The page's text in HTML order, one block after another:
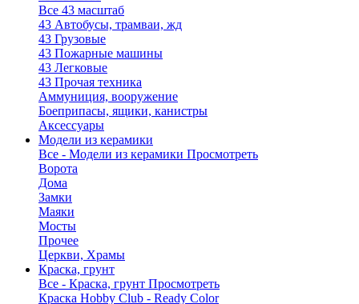
Все 43 масштаб
43 Автобусы, трамваи, жд
43 Грузовые
43 Пожарные машины
43 Легковые
43 Прочая техника
Аммуниция, вооружение
Боеприпасы, ящики, канистры
Аксессуары
Модели из керамики
Все - Модели из керамики Просмотреть
Ворота
Дома
Замки
Маяки
Мосты
Прочее
Церкви, Храмы
Краска, грунт
Все - Краска, грунт Просмотреть
Краска Hobby Club - Ready Color